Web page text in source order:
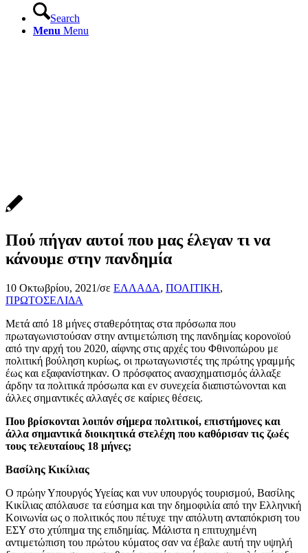
Search
Menu Menu
Πού πήγαν αυτοί που μας έλεγαν τι να
κάνουμε στην πανδημία
10 Οκτωβρίου, 2021/σε ΕΛΛΑΔΑ, ΠΟΛΙΤΙΚΗ,
ΠΡΩΤΟΣΕΛΙΔΑ
Μετά από 18 μήνες σταθερότητας στα πρόσωπα που
πρωταγωνιστούσαν στην αντιμετώπιση της πανδημίας κορονοϊού
από την αρχή του 2020, αίφνης στις αρχές του Φθινοπώρου με
πολιτική βούληση κυρίως, οι πρωταγωνιστές της πρώτης γραμμής
έως και εξαφανίστηκαν. Ο πρόσφατος ανασχηματισμός άλλαξε
άρδην τα πολιτικά πρόσωπα και εν συνεχεία διαπιστώνονται και
άλλες σημαντικές αλλαγές σε καίριες θέσεις.
Που βρίσκονται λοιπόν σήμερα πολιτικοί, επιστήμονες και
άλλα σημαντικά διοικητικά στελέχη που καθόρισαν τις ζωές
τους τελευταίους 18 μήνες;
Βασίλης Κικίλιας
Ο πρώην Υπουργός Υγείας και νυν υπουργός τουρισμού, Βασίλης
Κικίλιας απόλαυσε τα εύσημα και την δημοφιλία από την Ελληνική
Κοινωνία ως ο πολιτικός που πέτυχε την απόλυτη ανταπόκριση του
ΕΣΥ στο χτύπημα της επιδημίας. Μάλιστα η επιτυχημένη
αντιμετώπιση του πρώτου κύματος σαν να έβαλε αυτή την υψηλή